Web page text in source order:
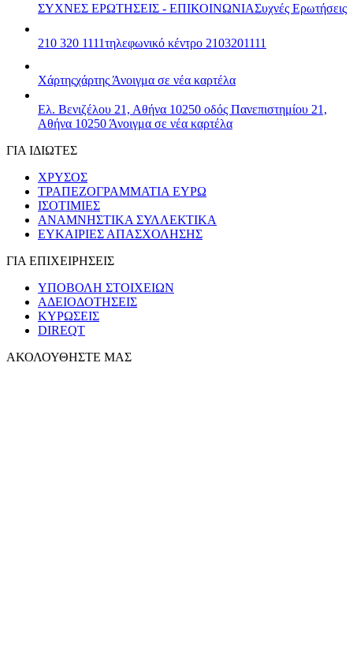
ΣΥΧΝΕΣ ΕΡΩΤΗΣΕΙΣ - ΕΠΙΚΟΙΝΩΝΙΑΣυχνές Ερωτήσεις
210 320 1111τηλεφωνικό κέντρο 2103201111
Χάρτηςχάρτης Άνοιγμα σε νέα καρτέλα
Ελ. Βενιζέλου 21, Αθήνα 10250 οδός Πανεπιστημίου 21,
Αθήνα 10250 Άνοιγμα σε νέα καρτέλα
ΓΙΑ ΙΔΙΩΤΕΣ
ΧΡΥΣΟΣ
ΤΡΑΠΕΖΟΓΡΑΜΜΑΤΙΑ ΕΥΡΩ
ΙΣΟΤΙΜΙΕΣ
ΑΝΑΜΝΗΣΤΙΚΑ ΣΥΛΛΕΚΤΙΚΑ
ΕΥΚΑΙΡΙΕΣ ΑΠΑΣΧΟΛΗΣΗΣ
ΓΙΑ ΕΠΙΧΕΙΡΗΣΕΙΣ
ΥΠΟΒΟΛΗ ΣΤΟΙΧΕΙΩΝ
ΑΔΕΙΟΔΟΤΗΣΕΙΣ
ΚΥΡΩΣΕΙΣ
DIREQT
ΑΚΟΛΟΥΘΗΣΤΕ ΜΑΣ